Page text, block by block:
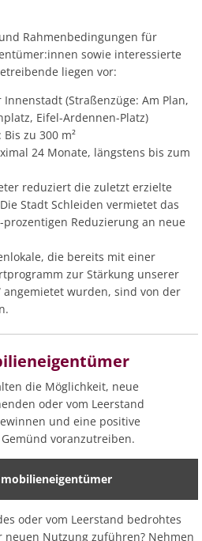
Rahmenbedingungen für
sowie interessierte
liegen vor:
(Straßenzüge: Am Plan,
Eifel-Ardennen-Platz)
zu 300 m²
24 Monate, längstens bis zum
reduziert die zuletzt erzielte
Stadt Schleiden vermietet das
Reduzierung an neue
die bereits mit einer
zur Stärkung unserer
wurden, sind von der
die Möglichkeit, neue
oder vom Leerstand
und eine positive
voranzutreiben.
oder vom Leerstand bedrohtes
neuen Nutzung zuführen? Nehmen